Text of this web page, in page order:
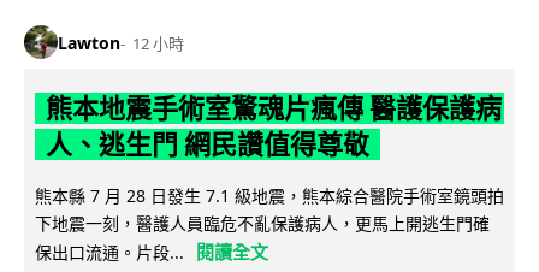
Lawton 12 小時
熊本地震手術室驚魂片瘋傳 醫護保護病
人、逃生門 網民讚值得尊敬
熊本縣 7 月 28 日發生 7.1 級地震，熊本綜合醫院手術室鏡頭拍
下地震一刻，醫護人員臨危不亂保護病人，更馬上開逃生門確
保出口流通。片段...
閱讀全文